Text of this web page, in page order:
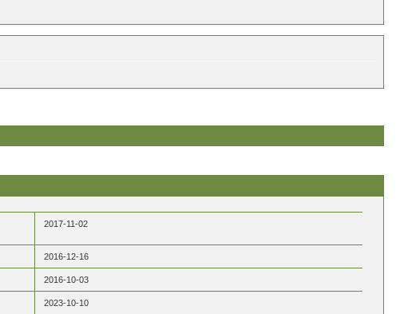
2017-11-02
2016-12-16
2016-10-03
2023-10-10